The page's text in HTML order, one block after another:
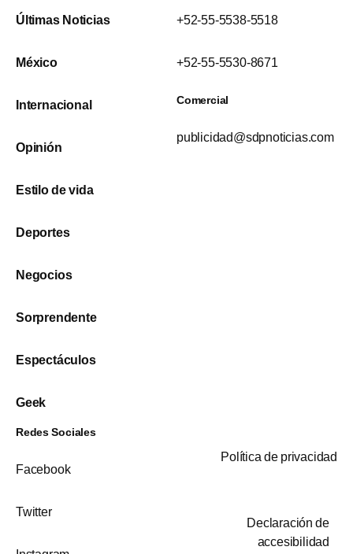
Últimas Noticias
México
Internacional
Opinión
Estilo de vida
Deportes
Negocios
Sorprendente
Espectáculos
Geek
+52-55-5538-5518
+52-55-5530-8671
Comercial
publicidad@sdpnoticias.com
Redes Sociales
Facebook
Twitter
Política de privacidad
Declaración de
accesibilidad